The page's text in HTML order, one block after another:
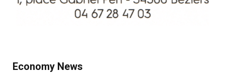
Economy News